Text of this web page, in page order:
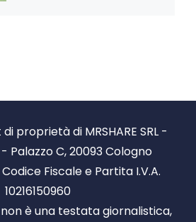
proprietà di MRSHARE SRL -
Palazzo C, 20093 Cologno
Fiscale e Partita I.V.A.
10216150960
è una testata giornalistica,